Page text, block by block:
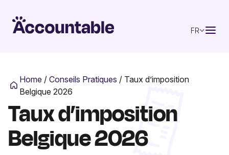
FR
Home / Conseils Pratiques / Taux d’imposition
Belgique 2026
Taux d’imposition
Belgique 2026